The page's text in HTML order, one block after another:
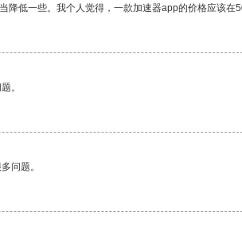
降低一些。我个人觉得，一款加速器app的价格应该在
。
问题。